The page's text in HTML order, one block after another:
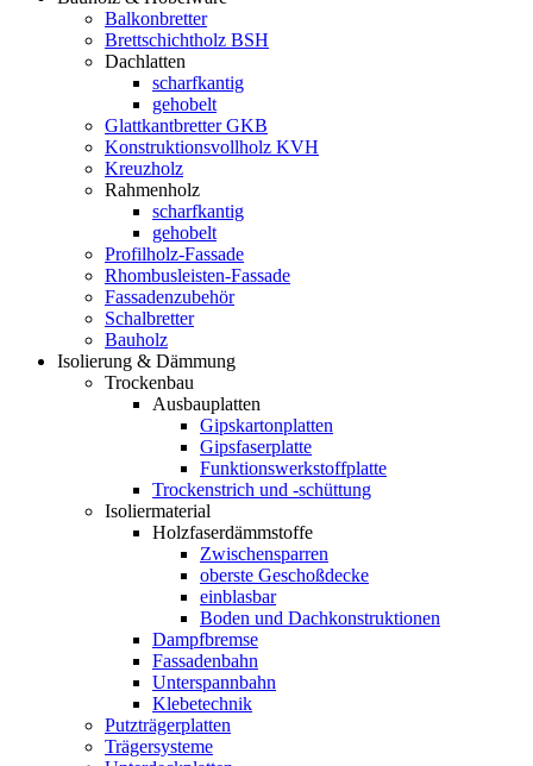
Balkonbretter
Brettschichtholz BSH
Dachlatten
scharfkantig
gehobelt
Glattkantbretter GKB
Konstruktionsvollholz KVH
Kreuzholz
Rahmenholz
scharfkantig
gehobelt
Profilholz-Fassade
Rhombusleisten-Fassade
Fassadenzubehör
Schalbretter
Bauholz
Isolierung & Dämmung
Trockenbau
Ausbauplatten
Gipskartonplatten
Gipsfaserplatte
Funktionswerkstoffplatte
Trockenstrich und -schüttung
Isoliermaterial
Holzfaserdämmstoffe
Zwischensparren
oberste Geschoßdecke
einblasbar
Boden und Dachkonstruktionen
Dampfbremse
Fassadenbahn
Unterspannbahn
Klebetechnik
Putzträgerplatten
Trägersysteme